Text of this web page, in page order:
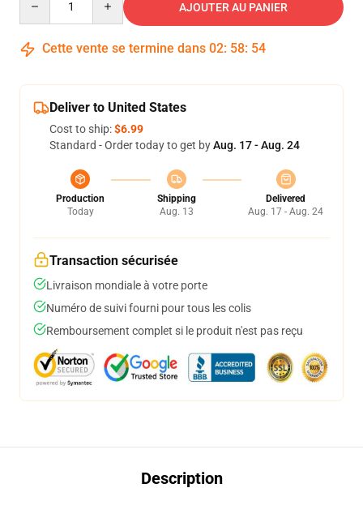
AJOUTER AU PANIER
Cette vente se termine dans 02: 58: 53
Deliver to United States
Cost to ship:$6.99
Standard - Order today to get byAug. 17 - Aug. 24
Production
Today
Shipping
Aug. 13
Delivered
Aug. 17 - Aug. 24
Transaction sécurisée
Livraison mondiale à votre porte
Numéro de suivi fourni pour tous les colis
Remboursement complet si le produit n'est pas reçu
Description